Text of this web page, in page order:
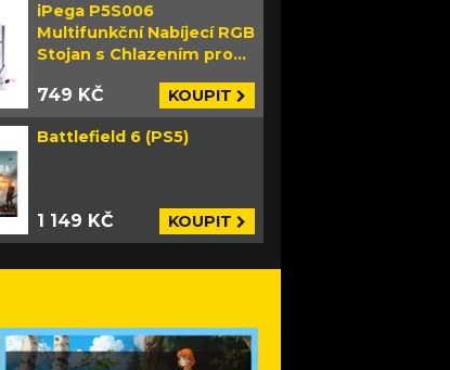
iPega P5S006
Multifunkční Nabíjecí RGB
Stojan s Chlazením pro
749 KČ KOUPIT
Battlefield 6 (PS5)
1 149 KČ KOUPIT